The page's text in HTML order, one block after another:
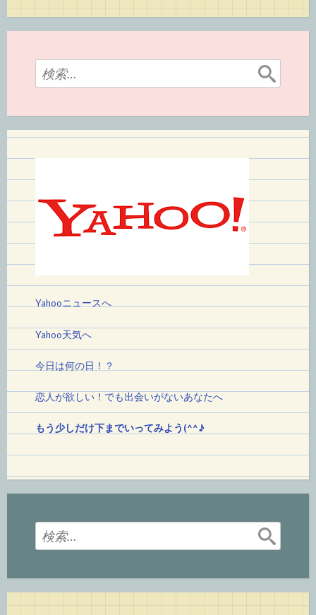
索:
Yahooニュースへ
Yahoo天気へ
今日は何の日！ ？
恋人が欲しい！でも出会いがないあなたへ
もう少しだけ下までいってみよう(^^♪
索: